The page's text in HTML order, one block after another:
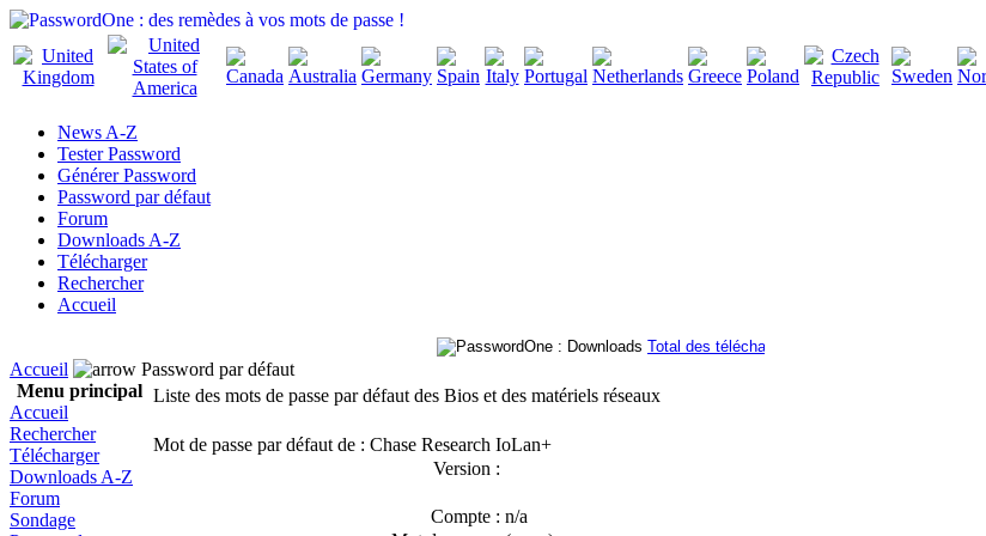
News A-Z
Tester Password
Générer Password
Password par défaut
Forum
Downloads A-Z
Télécharger
Rechercher
Accueil
Total des téléchargements
Accueil
Password par défaut
Menu principal
Accueil
Rechercher
Télécharger
Downloads A-Z
Forum
Sondage
Liste des mots de passe par défaut des Bios et des matériels réseaux
Mot de passe par défaut de : Chase Research IoLan+
Version :
Compte : n/a